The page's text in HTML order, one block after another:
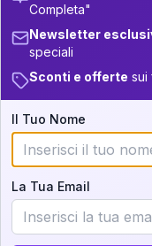
Iscriviti
Cosa
💕 Come
Completa"
Newsletter
speciali
Sconti e offerte sui
Il Tuo Nome
La Tua Email